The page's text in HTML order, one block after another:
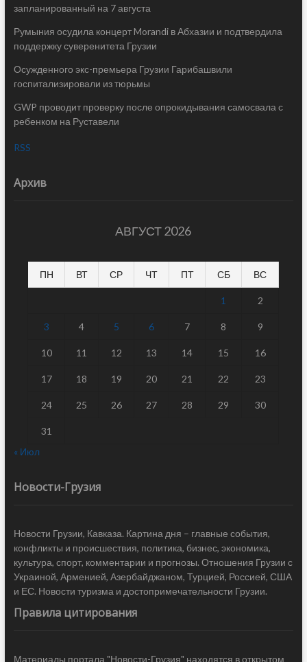
запланированный на 7 августа
Румыния осудила концерт Morandi в Абхазии и подтвердила
поддержку суверенитета Грузии
Осужденного экс-премьера Грузии Гарибашвили
госпитализировали из тюрьмы
GWP проводит проверку после опрокидывания самосвала с
ребенком на Руставели
RSS
Архив
АВГУСТ 2026
ПН ВТ СР ЧТ ПТ СБ ВС
1 2
3 4 5 6 7 8 9
10 11 12 13 14 15 16
17 18 19 20 21 22 23
24 25 26 27 28 29 30
31
« Июл
Новости-Грузия
Новости Грузии, Кавказа. Картина дня – главные события,
конфликты и происшествия, политика, бизнес, экономика,
культура, спорт, комментарии и прогнозы. Отношения Грузии с
Украиной, Арменией, Азербайджаном, Турцией, Россией, США
и ЕС. Новости туризма и достопримечательности Грузии.
Правила цитирования
Материалы портала "Новости-Грузия" находятся в открытом